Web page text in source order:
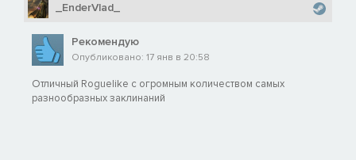
_EnderVlad_
Рекомендую
Опубликовано: 17 янв в 20:58
Отличный Roguelike с огромным количеством самых
разнообразных заклинаний